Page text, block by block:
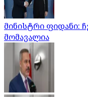
მინისტრი ფიდანი:
მომავალია